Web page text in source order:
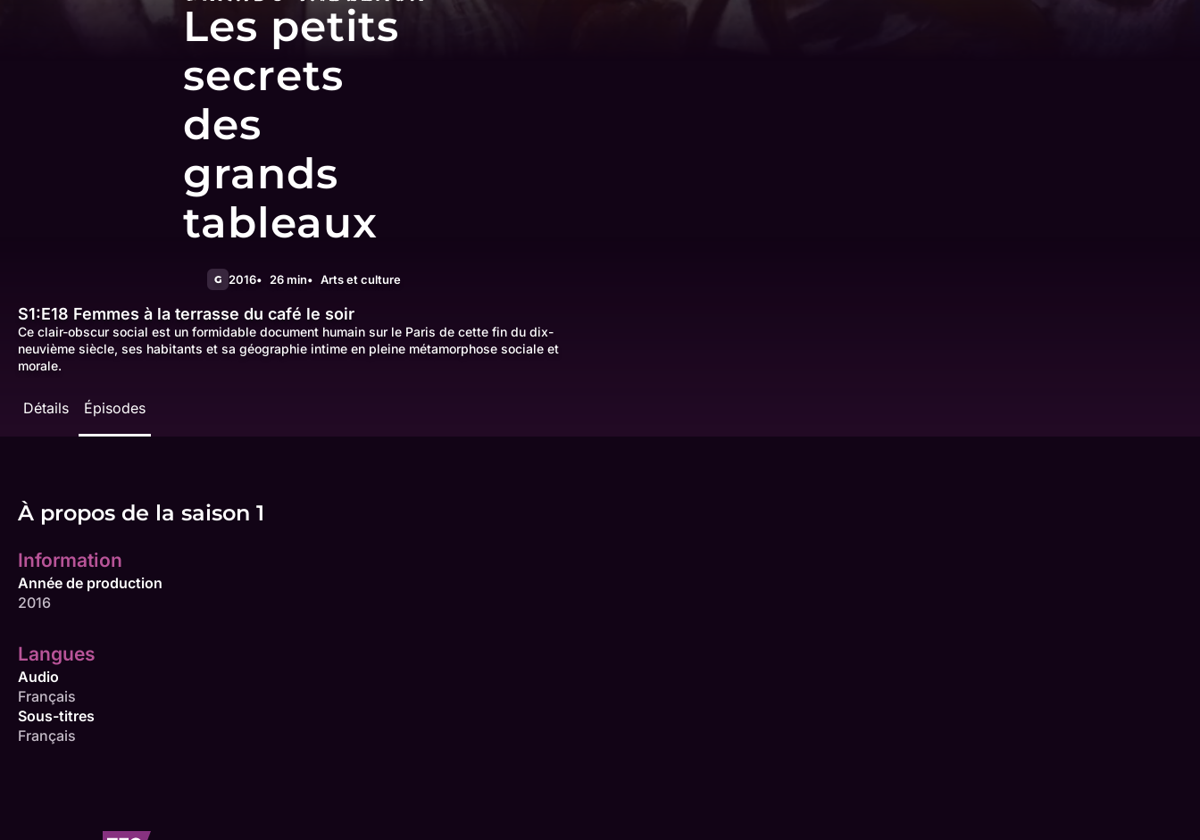
Les petits
secrets
des
grands
tableaux
G 2016 26 min Arts et culture
S1:E18 Femmes à la terrasse du café le soir
Ce clair-obscur social est un formidable document humain sur le Paris de cette fin du dix-
neuvième siècle, ses habitants et sa géographie intime en pleine métamorphose sociale et
morale.
Détails Épisodes
À propos de la saison 1
Information
Année de production
2016
Langues
Audio
Français
Sous-titres
Français